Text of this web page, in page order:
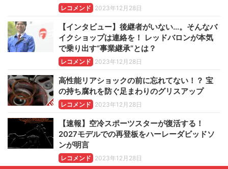
レコメンド 2023年12月28日
【インタビュー】後継者がいない…。そんなバ
イクショップは連絡を！ レッドバロンが本気
で乗り出す“事業継承”とは？
レコメンド 2023年12月28日
高性能リアショックの前に忘れてない！？ 宝
の持ち腐れを防ぐ足まわりのグリスアップ
レコメンド 2023年12月28日
【速報】空冷スポーツスターが復活する！
2027モデルでの再登板をハーレーダビッドソ
ンが明言
レコメンド 2023年12月28日